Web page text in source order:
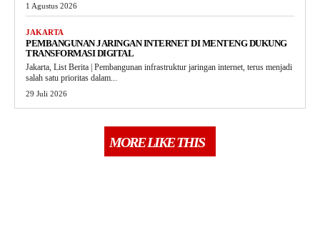
1 Agustus 2026
JAKARTA
PEMBANGUNAN JARINGAN INTERNET DI MENTENG DUKUNG
TRANSFORMASI DIGITAL
Jakarta, List Berita | Pembangunan infrastruktur jaringan internet, terus menjadi
salah satu prioritas dalam...
29 Juli 2026
MORE LIKE THIS